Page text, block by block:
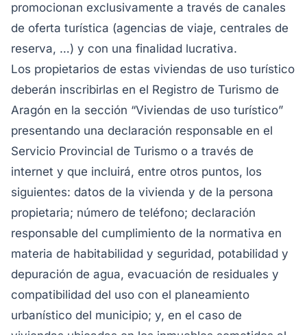
promocionan exclusivamente a través de canales
de oferta turística (agencias de viaje, centrales de
reserva, …) y con una finalidad lucrativa.
Los propietarios de estas viviendas de uso turístico
deberán inscribirlas en el Registro de Turismo de
Aragón en la sección “Viviendas de uso turístico”
presentando una declaración responsable en el
Servicio Provincial de Turismo o a través de
internet y que incluirá, entre otros puntos, los
siguientes: datos de la vivienda y de la persona
propietaria; número de teléfono; declaración
responsable del cumplimiento de la normativa en
materia de habitabilidad y seguridad, potabilidad y
depuración de agua, evacuación de residuales y
compatibilidad del uso con el planeamiento
urbanístico del municipio; y, en el caso de